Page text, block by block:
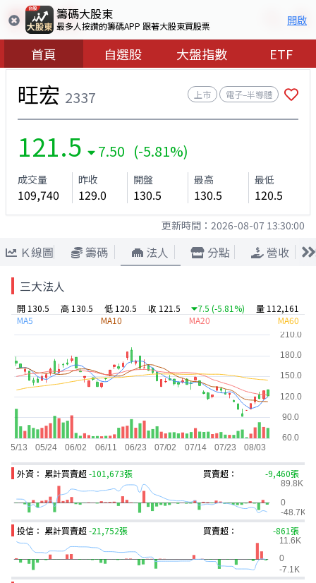
籌碼大股東
最多人按讚的籌碼APP 跟著大股東買股票 開啟
首頁 自選股 大盤指數 ETF
旺宏 2337 上市 電子–半導體
121.5 7.50 (-5.81%)
成交量
109,740
昨收
129.0
開盤
130.5
最高
130.5
最低
120.5
更新時間： 2026-08-07 13:30:00
Ｋ線圖 籌碼 法人 分點
營收
三大法人
開 130.5 高 130.5 低 120.5 收 121.5 7.5 (-5.81%)
量 112,161
MA5
MA10 MA20 MA60
外資： 累計買賣超-101,673張 買賣超： -9,460張
投信： 累計買賣超-21,752張 買賣超： -861張